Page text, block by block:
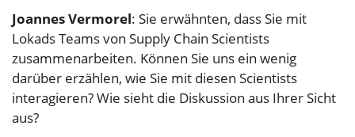
Joannes Vermorel: Sie erwähnten, dass Sie mit
Lokads Teams von Supply Chain Scientists
zusammenarbeiten. Können Sie uns ein wenig
darüber erzählen, wie Sie mit diesen Scientists
interagieren? Wie sieht die Diskussion aus Ihrer Sicht
aus?